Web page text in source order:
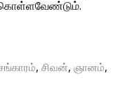
, சிவன், ஞானம்,